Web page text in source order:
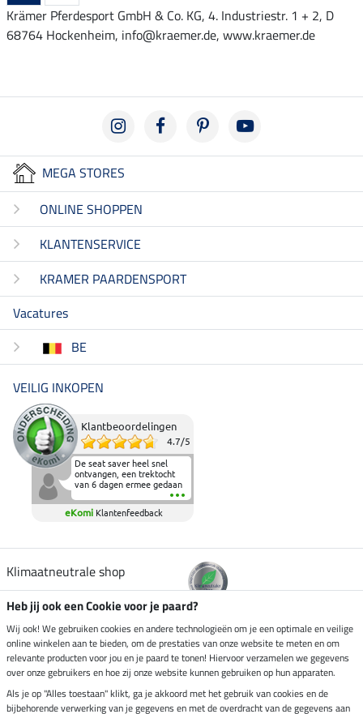
Krämer Pferdesport GmbH & Co. KG, 4. Industriestr. 1 + 2, D
68764 Hockenheim, info@kraemer.de, www.kraemer.de
MEGA STORES
ONLINE SHOPPEN
KLANTENSERVICE
KRAMER PAARDENSPORT
Vacatures
BE
VEILIG INKOPEN
Klantbeoordelingen
4.7/5
De seat saver heel snel
ontvangen, een trektocht
van 6 dagen ermee gedaan
en deze heeft de beproeving
fantastisch doorstaan.
Heerlijk zacht om op te
elkaar in het zadel.
eKomi Klantenfeedback
Klimaatneutrale shop
Verzending per
Veilig betalen met
Heb jij ook een Cookie voor je paard?
Wij ook! We gebruiken cookies en andere technologieën om je een optimale en veilige
online winkelen aan te bieden, om de prestaties van onze website te meten en om
relevante producten voor jou en je paard te tonen! Hiervoor verzamelen we gegevens
over onze gebruikers en hoe zij onze website kunnen gebruiken op hun apparaten.
Als je op "Alles toestaan" klikt, ga je akkoord met het gebruik van cookies en de
bijbehorende verwerking van je gegevens en met de overdracht van de gegevens aan